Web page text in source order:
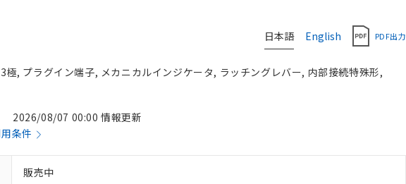
日本語 English PDF出力
極, プラグイン端子, メカニカルインジケータ, ラッチングレバー, 内部接続特殊形,
2026/08/07 00:00 情報更新
条件
販売中